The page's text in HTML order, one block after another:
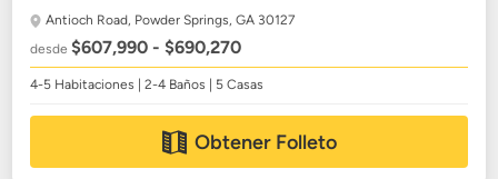
Antioch Road, Powder Springs, GA 30127
desde$607,990 - $690,270
4-5 Habitaciones | 2-4 Baños | 5 Casas
Obtener Folleto